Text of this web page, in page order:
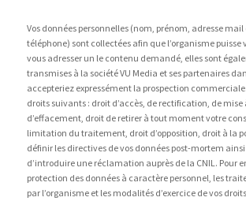
Vos données personnelles (nom, prénom, adresse
téléphone) sont collectées afin que l’organisme puisse
vous adresser un le contenu demandé, elles sont
transmises à la société VU Media et ses partenaires
accepteriez expressément la prospection
droits suivants : droit d’accès, de rectification, de mise
d’effacement, droit de retirer à tout moment votre
limitation du traitement, droit d’opposition, droit à la
définir les directives de vos données post-mortem
d’introduire une réclamation auprès de la CNIL. Pour
protection des données à caractère personnel, les
par l’organisme et les modalités d’exercice de vos